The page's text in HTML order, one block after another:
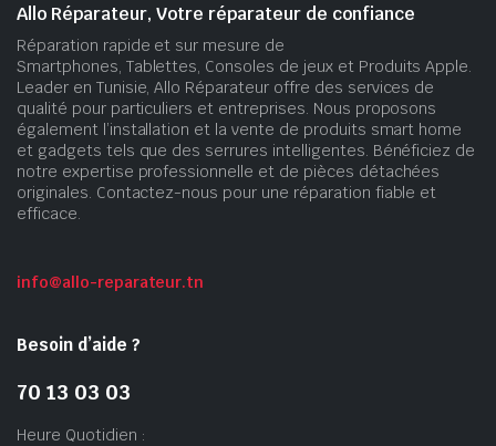
Allo Réparateur, Votre réparateur de confiance
Réparation rapide et sur mesure de
Smartphones, Tablettes, Consoles de jeux et Produits Apple.
Leader en Tunisie, Allo Réparateur offre des services de
qualité pour particuliers et entreprises. Nous proposons
également l’installation et la vente de produits smart home
et gadgets tels que des serrures intelligentes. Bénéficiez de
notre expertise professionnelle et de pièces détachées
originales. Contactez-nous pour une réparation fiable et
efficace.
info@allo-reparateur.tn
Besoin d’aide ?
70 13 03 03
Heure Quotidien :